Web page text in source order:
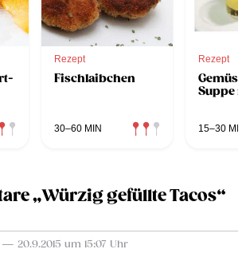
Rezept
Fischlaibchen
30–60 MIN
Rezept
Suppe
15–30 MIN
„Würzig gefüllte Tacos“
— 20.9.2015 um 15:07 Uhr